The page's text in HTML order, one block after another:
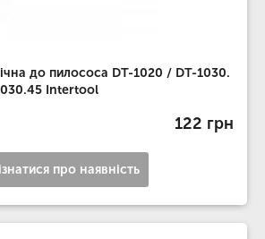
до пилососа DT-1020 / DT-1030.
Intertool
122 грн
про наявність